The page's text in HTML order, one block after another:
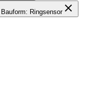
Bauform: Ringsensorclose